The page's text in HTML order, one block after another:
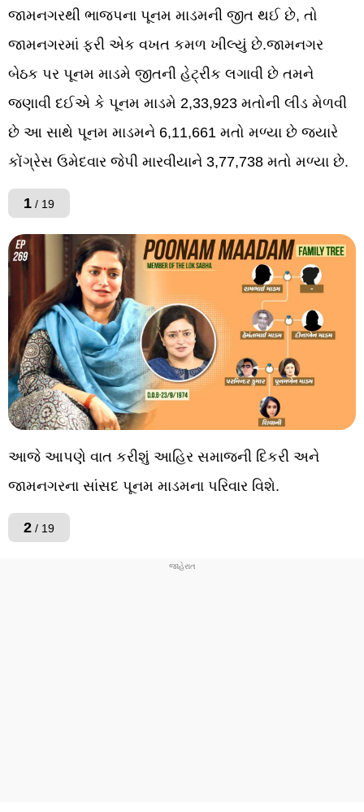
જામનગરથી ભાજપના પૂનમ માડમની જીત થઈ છે, તો
જામનગરમાં ફરી એક વખત કમળ ખીલ્યું છે.જામનગર
બેઠક પર પૂનમ માડમે જીતની હેટ્રીક લગાવી છે તમને
જણાવી દઈએ કે પૂનમ માડમે 2,33,923 મતોની લીડ મેળવી
છે આ સાથે પૂનમ માડમને 6,11,661 મતો મળ્યા છે જ્યારે
કોંગ્રેસ ઉમેદવાર જેપી મારવીયાને 3,77,738 મતો મળ્યા છે.
1 / 19
આજે આપણે વાત કરીશું આહિર સમાજની દિકરી અને
જામનગરના સાંસદ પૂનમ માડમના પરિવાર વિશે.
2 / 19